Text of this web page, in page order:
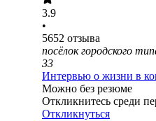
3.9
•
5652 отзыва
посёлок городского
33
Интервью о жизни в
Можно без резюме
Откликнитесь среди
Откликнуться